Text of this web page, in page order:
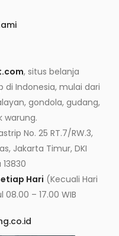
, situs belanja
Indonesia, mulai dari
gondola, gudang,
warung.
No. 25 RT.7/RW.3,
Jakarta Timur, DKI
Hari (Kecuali Hari
08.00 – 17.00 WIB